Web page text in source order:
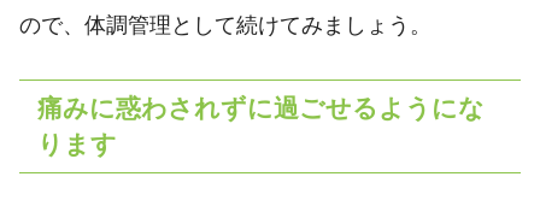
ので、体調管理として続けてみましょう。
痛みに惑わされずに過ごせるようにな
ります